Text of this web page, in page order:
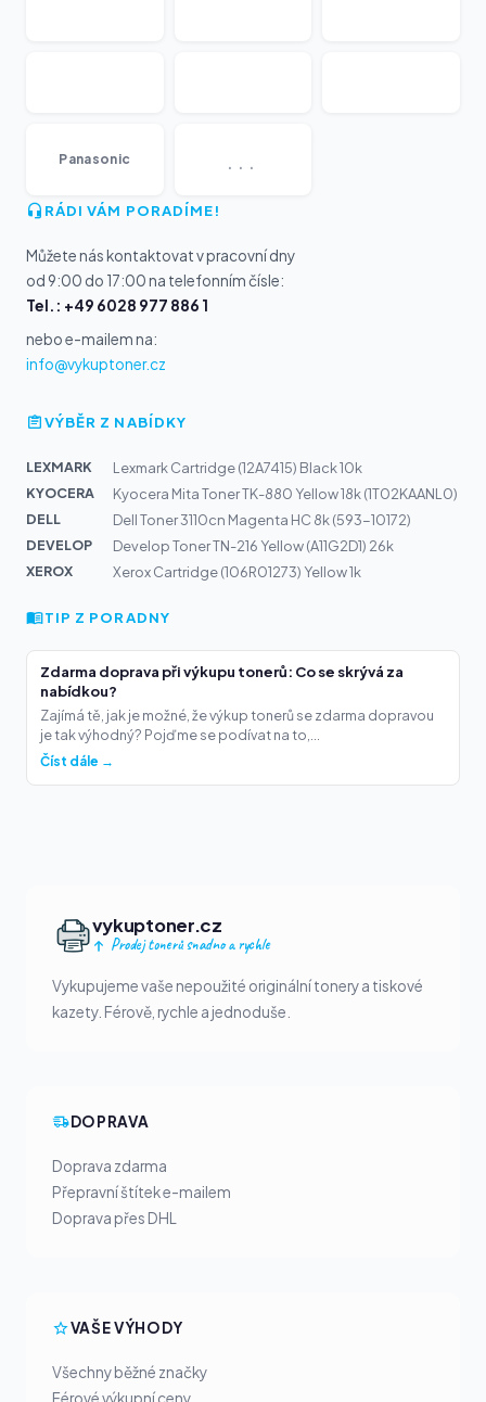
Panasonic
RÁDI VÁM PORADÍME!
Můžete nás kontaktovat v pracovní dny
od 9:00 do 17:00 na telefonním čísle:
Tel.: +49 6028 977 886 1
nebo e-mailem na:
info@vykuptoner.cz
VÝBĚR Z NABÍDKY
LEXMARK
Lexmark Cartridge (12A7415) Black 10k
KYOCERA
Kyocera Mita Toner TK-880 Yellow 18k (1T02KAANL0)
DELL
Dell Toner 3110cn Magenta HC 8k (593-10172)
DEVELOP
Develop Toner TN-216 Yellow (A11G2D1) 26k
XEROX
Xerox Cartridge (106R01273) Yellow 1k
TIP Z PORADNY
Zdarma doprava při výkupu tonerů: Co se skrývá za
nabídkou?
Zajímá tě, jak je možné, že výkup tonerů se zdarma dopravou
je tak výhodný? Pojďme se podívat na to,...
Číst dále →
vykuptoner.cz
Prodej tonerů snadno a rychle
Vykupujeme vaše nepoužité originální tonery a tiskové
kazety. Férově, rychle a jednoduše.
DOPRAVA
Doprava zdarma
Přepravní štítek e-mailem
Doprava přes DHL
VAŠE VÝHODY
Všechny běžné značky
Férové výkupní ceny